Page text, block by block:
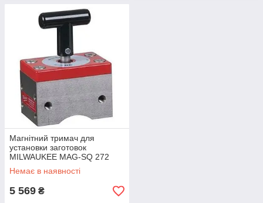
Магнітний тримач для
установки заготовок
MILWAUKEE MAG-SQ 272
(4932352567)
Немає в наявності
5 569 ₴